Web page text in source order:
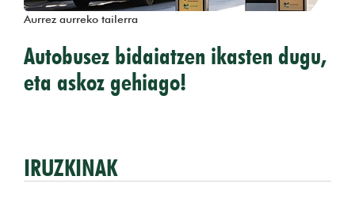
Autobusez bidaiatzen ikasten dugu,
eta askoz gehiago!
Aurrez aurreko tailerra
IRUZKINAK